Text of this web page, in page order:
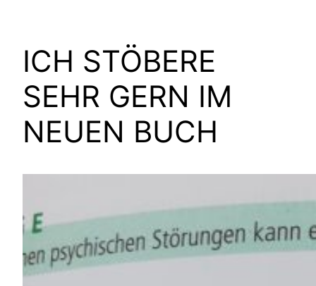
ICH STÖBERE
SEHR GERN IM
NEUEN BUCH